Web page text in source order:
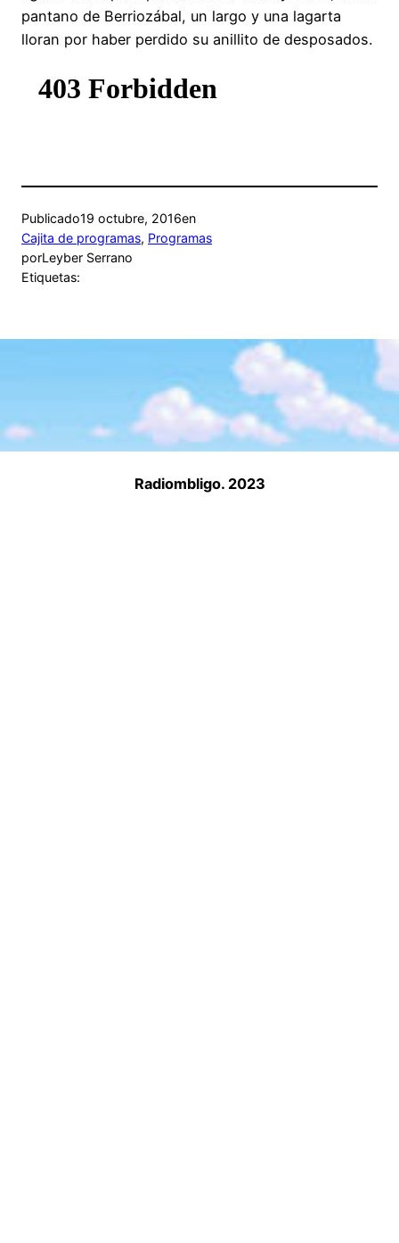
pantano de Berriozábal, un largo y una lagarta
lloran por haber perdido su anillito de desposados.
Publicado19 octubre, 2016en
Cajita de programas, Programas
porLeyber Serrano
Etiquetas:
Radiombligo. 2023